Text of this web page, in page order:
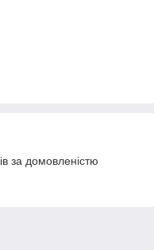
за домовленістю